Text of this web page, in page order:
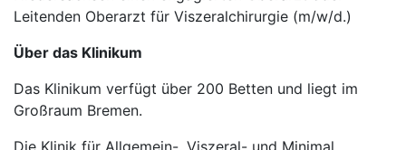
Leitenden Oberarzt für Viszeralchirurgie (m/w/d.)
Über das Klinikum
Das Klinikum verfügt über 200 Betten und liegt im
Großraum Bremen.
Die Klinik für Allgemein-, Viszeral- und Minimal